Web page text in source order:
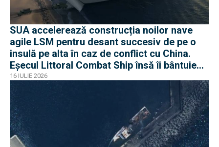
SUA accelerează construcția noilor nave
agile LSM pentru desant succesiv de pe o
insulă pe alta în caz de conflict cu China.
Eșecul Littoral Combat Ship însă îi bântuie
pe americani
16 IULIE 2026